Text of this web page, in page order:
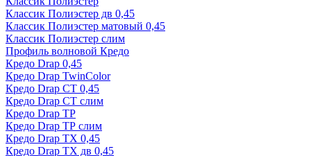
Классик Полиэстер дв 0,45
Классик Полиэстер матовый 0,45
Классик Полиэстер слим
Профиль волновой Кредо
Кредо Drap 0,45
Кредо Drap TwinColor
Кредо Drap СТ 0,45
Кредо Drap СТ слим
Кредо Drap ТР
Кредо Drap ТР слим
Кредо Drap ТХ 0,45
Кредо Drap ТХ дв 0,45